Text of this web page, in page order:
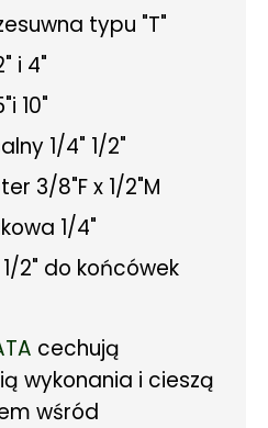
typu "T"
i 4"
10"
1/4" 1/2"
3/8"F x 1/2"M
1/4"
2" do końcówek
cechują
wykonania i cieszą
wśród